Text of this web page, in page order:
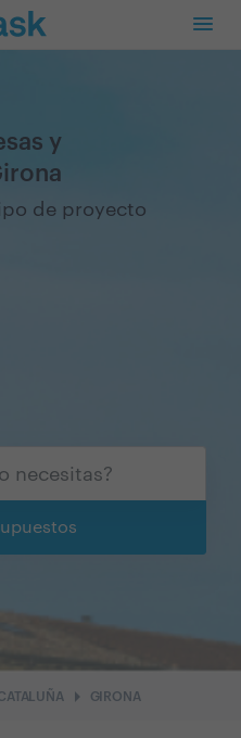
y
de proyecto
arrow_right GIRONA